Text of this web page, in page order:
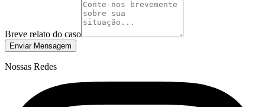
Breve relato do caso
Enviar Mensagem
Nossas Redes